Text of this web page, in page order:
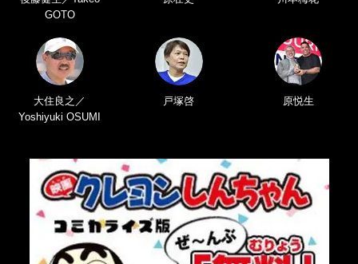
GOTO
大住良之／
Yoshiyuki OSUMI
戸塚啓 原悦生